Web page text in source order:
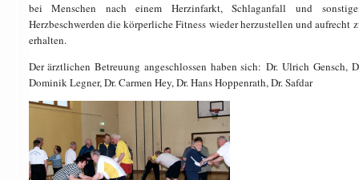
bei Menschen nach einem Herzinfarkt, Schlaganfall und
Herzbeschwerden die körperliche Fitness wieder herzustellen und aufrecht
erhalten.
Der ärztlichen Betreuung angeschlossen haben sich: Dr. Ulrich Gensch,
Dominik Legner, Dr. Carmen Hey, Dr. Hans Hoppenrath, Dr. Safdar